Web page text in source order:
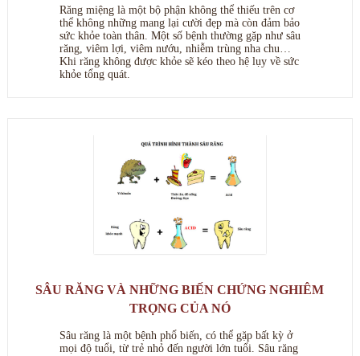
Răng miệng là một bộ phận không thể thiếu trên cơ
thể không những mang lại cười đẹp mà còn đảm bảo
sức khỏe toàn thân. Một số bệnh thường gặp như sâu
răng, viêm lợi, viêm nướu, nhiễm trùng nha chu…
Khi răng không được khỏe sẽ kéo theo hệ lụy về sức
khỏe tổng quát.
SÂU RĂNG VÀ NHỮNG BIẾN CHỨNG NGHIÊM
TRỌNG CỦA NÓ
Sâu răng là một bệnh phổ biến, có thể gặp bất kỳ ở
mọi độ tuổi, từ trẻ nhỏ đến người lớn tuổi. Sâu răng